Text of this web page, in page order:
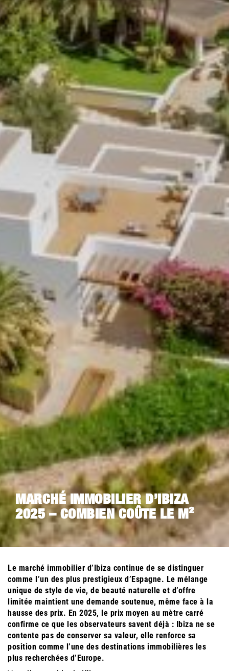
MARCHÉ IMMOBILIER D’IBIZA
2025 – COMBIEN COÛTE LE M²
Le marché immobilier d’Ibiza continue de se distinguer
comme l’un des plus prestigieux d’Espagne. Le mélange
unique de style de vie, de beauté naturelle et d’offre
limitée maintient une demande soutenue, même face à la
hausse des prix. En 2025, le prix moyen au mètre carré
confirme ce que les observateurs savent déjà : Ibiza ne se
contente pas de conserver sa valeur, elle renforce sa
position comme l’une des destinations immobilières les
plus recherchées d’Europe.